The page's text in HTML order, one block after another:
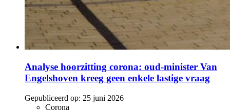
Analyse hoorzitting corona: oud-minister Van
Engelshoven kreeg geen enkele lastige vraag
Gepubliceerd op: 25 juni 2026
Corona